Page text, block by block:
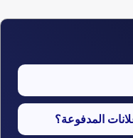
المدفوعة؟